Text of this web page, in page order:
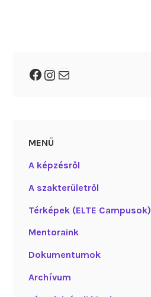
Facebook
Instagram
Mail
MENÜ
A képzésről
A szakterületről
Térképek (ELTE Campusok)
Mentoraink
Dokumentumok
Archívum